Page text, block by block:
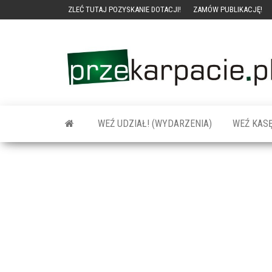
ZLEĆ TUTAJ POZYSKANIE DOTACJI! ZAMÓW PUBLIKACJĘ!
WEŹ UDZIAŁ! (WYDARZENIA) WEŹ